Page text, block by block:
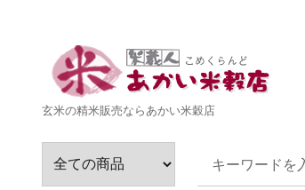
玄米の精米販売ならあかい米穀店